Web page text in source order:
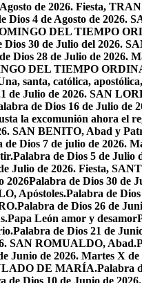
de 2026. Fiesta,
Dios 4 de Agosto de 2026.
DEL TIEMPO
Dios 30 de Julio del 2026.
Dios 28 de Julio de 2026.
DEL TIEMPO
santa, católica,
de Julio de 2026. SAN
de Dios 16 de Julio de
la excomunión ahora el
SAN BENITO, Abad y
de Dios 7 de julio de 2026.
Palabra de Dios 5 de
Julio de 2026. Fiesta,
2026Palabra de Dios 30 de
Apóstoles.Palabra de
Palabra de Dios 26 de
Papa León amor y desamor
Palabra de Dios 21 de
SAN ROMUALDO, Abad.
Junio de 2026. Martes X
DE MARÍA.Palabra